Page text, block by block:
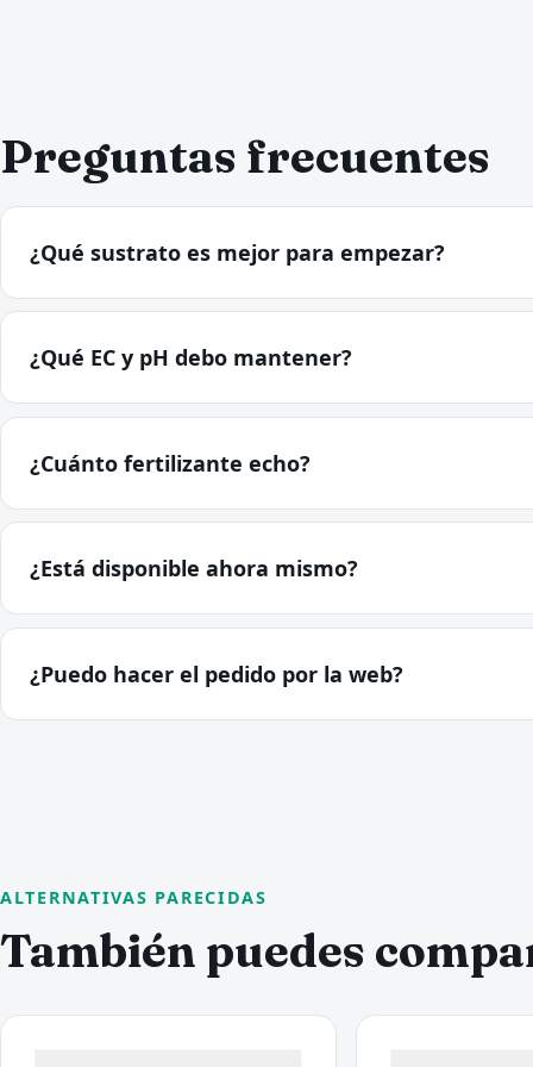
Preguntas frecuentes
¿Qué sustrato es mejor para empezar?
¿Qué EC y pH debo mantener?
¿Cuánto fertilizante echo?
¿Está disponible ahora mismo?
¿Puedo hacer el pedido por la web?
ALTERNATIVAS PARECIDAS
También puedes